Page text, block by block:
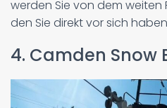
werden Sie von dem weiten
den Sie direkt vor sich
4. Camden Snow